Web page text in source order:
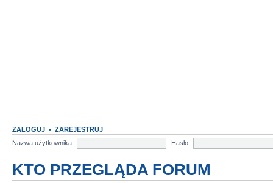
ZALOGUJ • ZAREJESTRUJ
Nazwa użytkownika:
Hasło:
KTO PRZEGLĄDA FORUM